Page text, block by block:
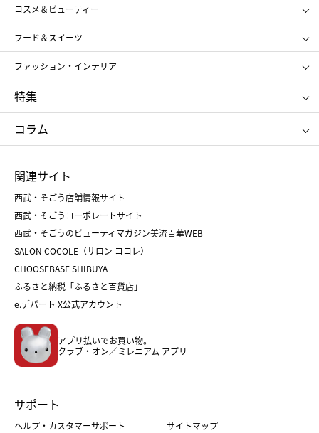
メンズ
スポーツ・アウトドア
お中元
お歳暮
コスメ＆ビューティー
SHISEIDO
ポール&ジョー ボーテ
ジルスチュアート
NARS
RMK
クリニーク
SK-Ⅱ
フード＆スイーツ
アンリ・シャルパンティエ
ゴディバ
新宿高野
たねや
ねんりん家
ファッション・インテリア
ポロ ラルフ ローレン
タケオ キクチ
ママ＆キッズ
シュタイフ
特集
お中元
ひな人形
五月人形
父の日
クリスマスケーキ
ホワイトデー
コラム
菓子折り
和菓子
人気のギフト
バレンタイン
ホワイトデー
おせち
フード
ホーム・キッチン＆アート
関連サイト
西武・そごう店舗情報サイト
西武・そごうコーポレートサイト
西武・そごうのビューティマガジン美流百華WEB
SALON COCOLE（サロン ココレ）
CHOOSEBASE SHIBUYA
ふるさと納税「ふるさと百貨店」
e.デパート X公式アカウント
アプリ払いでお買い物。
クラブ・オン／ミレニアム アプリ
サポート
ヘルプ・カスタマーサポート サイトマップ